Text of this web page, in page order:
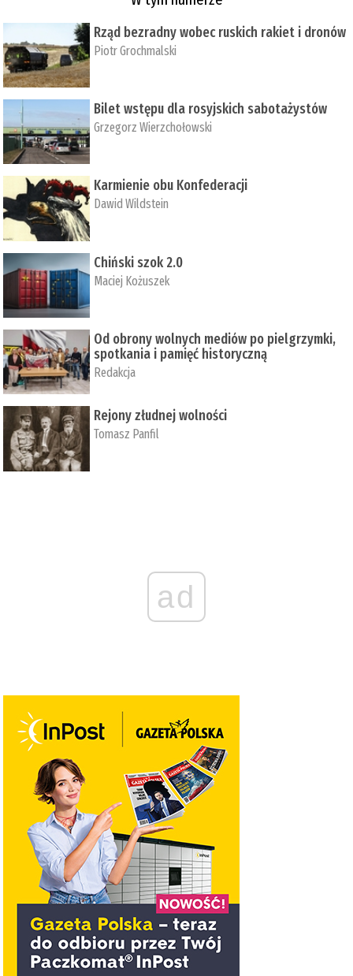
Rząd bezradny wobec ruskich rakiet i dronów
Piotr Grochmalski
Bilet wstępu dla rosyjskich sabotażystów
Grzegorz Wierzchołowski
Karmienie obu Konfederacji
Dawid Wildstein
Chiński szok 2.0
Maciej Kożuszek
Od obrony wolnych mediów po pielgrzymki,
spotkania i pamięć historyczną
Redakcja
Rejony złudnej wolności
Tomasz Panfil
ad